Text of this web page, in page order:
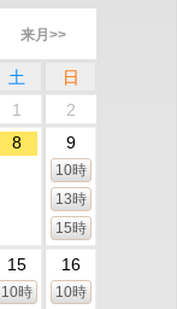
来月>>
土
日
1
2
8 9
10時
13時
15時
15
10時
16
10時